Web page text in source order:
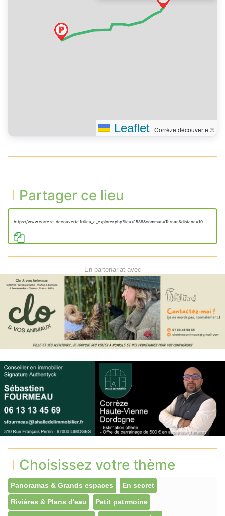
Leaflet | Corrèze découverte ©
Partager ce lieu
https://www.correze-decouverte.fr/lieu_a_explorer.php?lieu=1588&commun=Tarnac&distanc=10
En partenariat avec
Choisissez votre thème
Panoramas & Grands espaces En secret
Rivières & Plans d'eau Petit patrmoine